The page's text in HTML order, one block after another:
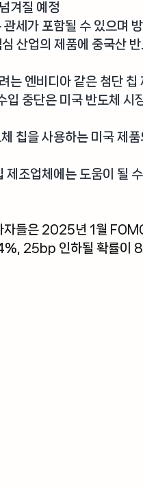
겨질 예정
세가 포함될 수 있으며
산업의 제품에 중국산
는 엔비디아 같은 첨단 칩
입 중단은 미국 반도체 시
칩을 사용하는 미국 제
제조업체에는 도움이 될
자들은 2025년 1월
25bp 인하될 확률이